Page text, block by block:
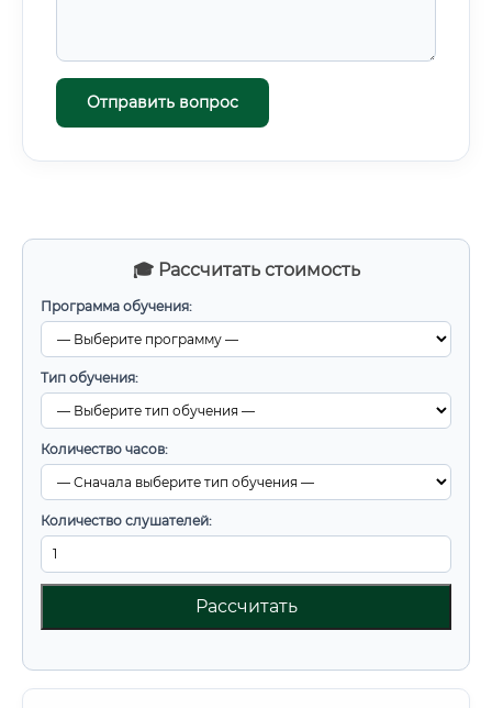
🎓 Рассчитать стоимость
Программа обучения:
Тип обучения:
Количество часов:
Количество слушателей:
Рассчитать
Отправить вопрос